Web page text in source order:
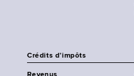
Crédits d’impôts